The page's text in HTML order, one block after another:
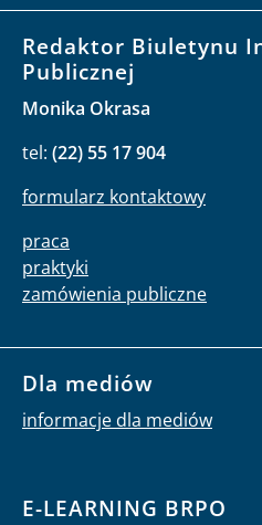
Redaktor Biuletynu
Publicznej
Monika Okrasa
tel: (22) 55 17 904
formularz kontaktowy
praca
praktyki
zamówienia publiczne
Dla mediów
informacje dla mediów
E-LEARNING BRPO